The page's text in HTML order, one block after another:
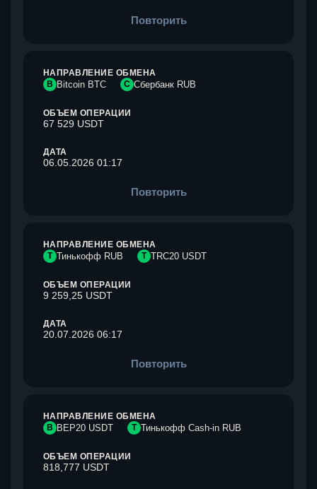
Повторить
НАПРАВЛЕНИЕ ОБМЕНА
B Bitcoin BTC С Сбербанк RUB
ОБЪЕМ ОПЕРАЦИИ
67 529 USDT
ДАТА
06.05.2026 01:17
Повторить
НАПРАВЛЕНИЕ ОБМЕНА
Т Тинькофф RUB T TRC20 USDT
ОБЪЕМ ОПЕРАЦИИ
9 259,25 USDT
ДАТА
20.07.2026 06:17
Повторить
НАПРАВЛЕНИЕ ОБМЕНА
B BEP20 USDT Т Тинькофф Cash-in RUB
ОБЪЕМ ОПЕРАЦИИ
818,777 USDT